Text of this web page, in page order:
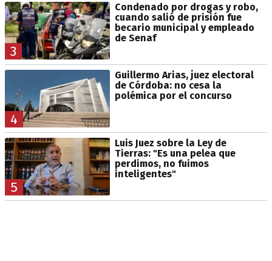
3
Condenado por drogas y robo,
cuando salió de prisión fue
becario municipal y empleado
de Senaf
4
Guillermo Arias, juez electoral
de Córdoba: no cesa la
polémica por el concurso
5
Luis Juez sobre la Ley de
Tierras: "Es una pelea que
perdimos, no fuimos
inteligentes"